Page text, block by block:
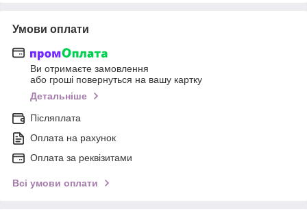
Умови оплати
Ви отримаєте замовлення
або гроші повернуться на вашу картку
Детальніше
Післяплата
Оплата на рахунок
Оплата за реквізитами
Всі умови оплати